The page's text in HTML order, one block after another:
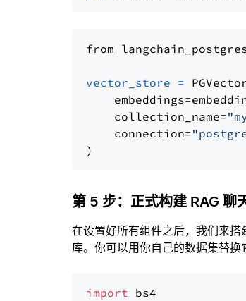
from
vector_store =
    collection_name=
    connection=
第 5 步：正式构建 RAG 聊
在设置好所有组件之后，我们来
库。你可以用你自己的数据集替换
import